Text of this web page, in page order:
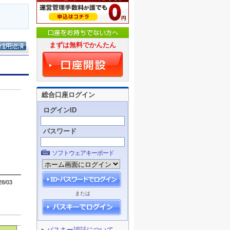
まずは無料でかんたん
総合口座ログイン
ログインID
パスワード
ソフトウェアキーボード
または